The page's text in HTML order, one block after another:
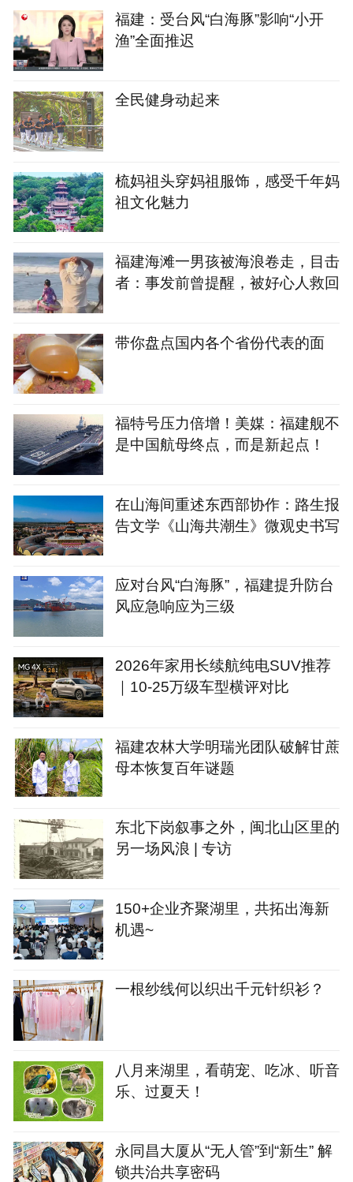
福建：受台风“白海豚”影响“小开
渔”全面推迟
全民健身动起来
梳妈祖头穿妈祖服饰，感受千年妈
祖文化魅力
福建海滩一男孩被海浪卷走，目击
者：事发前曾提醒，被好心人救回
带你盘点国内各个省份代表的面
福特号压力倍增！美媒：福建舰不
是中国航母终点，而是新起点！
在山海间重述东西部协作：路生报
告文学《山海共潮生》微观史书写
应对台风“白海豚”，福建提升防台
风应急响应为三级
2026年家用长续航纯电SUV推荐
｜10-25万级车型横评对比
福建农林大学明瑞光团队破解甘蔗
母本恢复百年谜题
东北下岗叙事之外，闽北山区里的
另一场风浪 | 专访
150+企业齐聚湖里，共拓出海新
机遇~
一根纱线何以织出千元针织衫？
八月来湖里，看萌宠、吃冰、听音
乐、过夏天！
永同昌大厦从“无人管”到“新生” 解
锁共治共享密码